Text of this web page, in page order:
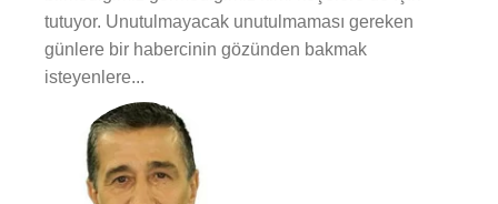
tutuyor. Unutulmayacak unutulmaması gereken
günlere bir habercinin gözünden bakmak
isteyenlere...